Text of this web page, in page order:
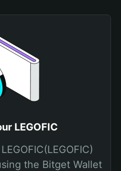
LEGOFIC
the Bitget Wallet